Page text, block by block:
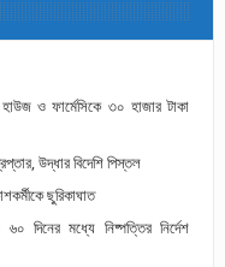
ও ফার্মেসিকে ৩০ হাজার টাকা
উদ্ধার বিদেশি পিস্তল
ছুরিকাঘাত
দিনের মধ্যে নিষ্পত্তির নির্দেশ